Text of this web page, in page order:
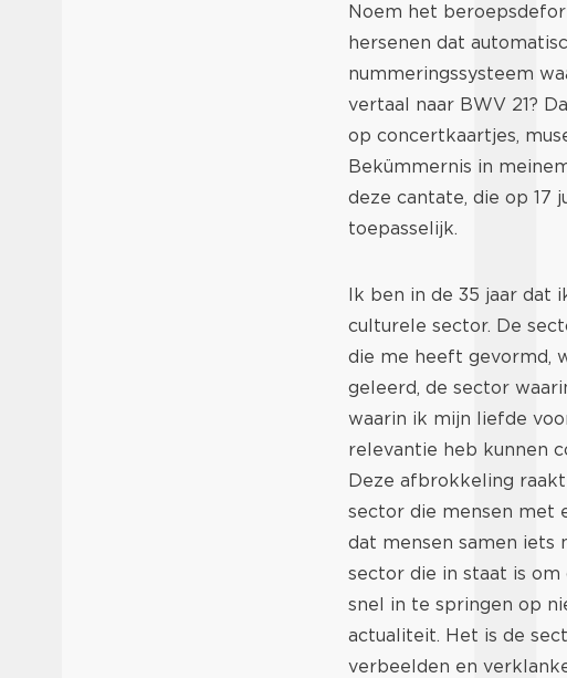
Noem het
hersenen dat
nummeringssysteem
vertaal naar BWV 21?
op concertkaartjes,
Bekümmernis in
deze cantate, die op 17
toepasselijk.
Ik ben in de 35 jaar dat
culturele sector. De
die me heeft gevormd,
geleerd, de sector
waarin ik mijn liefde
relevantie heb kunnen
Deze afbrokkeling
sector die mensen met
dat mensen samen iets
sector die in staat is
snel in te springen op
actualiteit. Het is de
verbeelden en